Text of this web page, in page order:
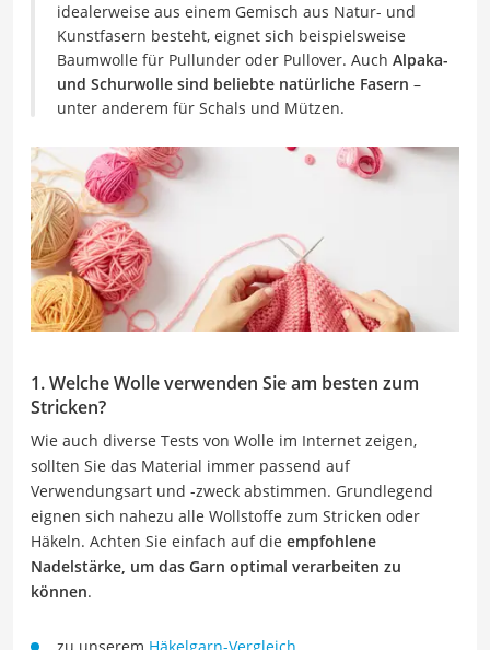
idealerweise aus einem Gemisch aus Natur- und
Kunstfasern besteht, eignet sich beispielsweise
Baumwolle für Pullunder oder Pullover. Auch Alpaka-
und Schurwolle sind beliebte natürliche Fasern –
unter anderem für Schals und Mützen.
1. Welche Wolle verwenden Sie am besten zum
Stricken?
Wie auch diverse Tests von Wolle im Internet zeigen,
sollten Sie das Material immer passend auf
Verwendungsart und -zweck abstimmen. Grundlegend
eignen sich nahezu alle Wollstoffe zum Stricken oder
Häkeln. Achten Sie einfach auf die empfohlene
Nadelstärke, um das Garn optimal verarbeiten zu
können.
zu unserem Häkelgarn-Vergleich